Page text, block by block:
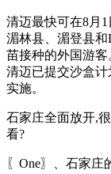
清迈最快可在8月
湄林县、湄登县和
苗接种的外国游客
清迈已提交沙盒
实施。
石家庄全面放开,
看?
〖One〗、石家